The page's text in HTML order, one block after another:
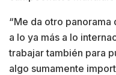
“Me da otro
a lo ya más a lo
trabajar también para
algo sumamente